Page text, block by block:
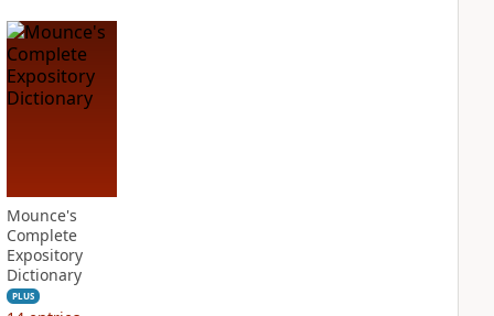
Mounce's
Complete
Expository
Dictionary
PLUS